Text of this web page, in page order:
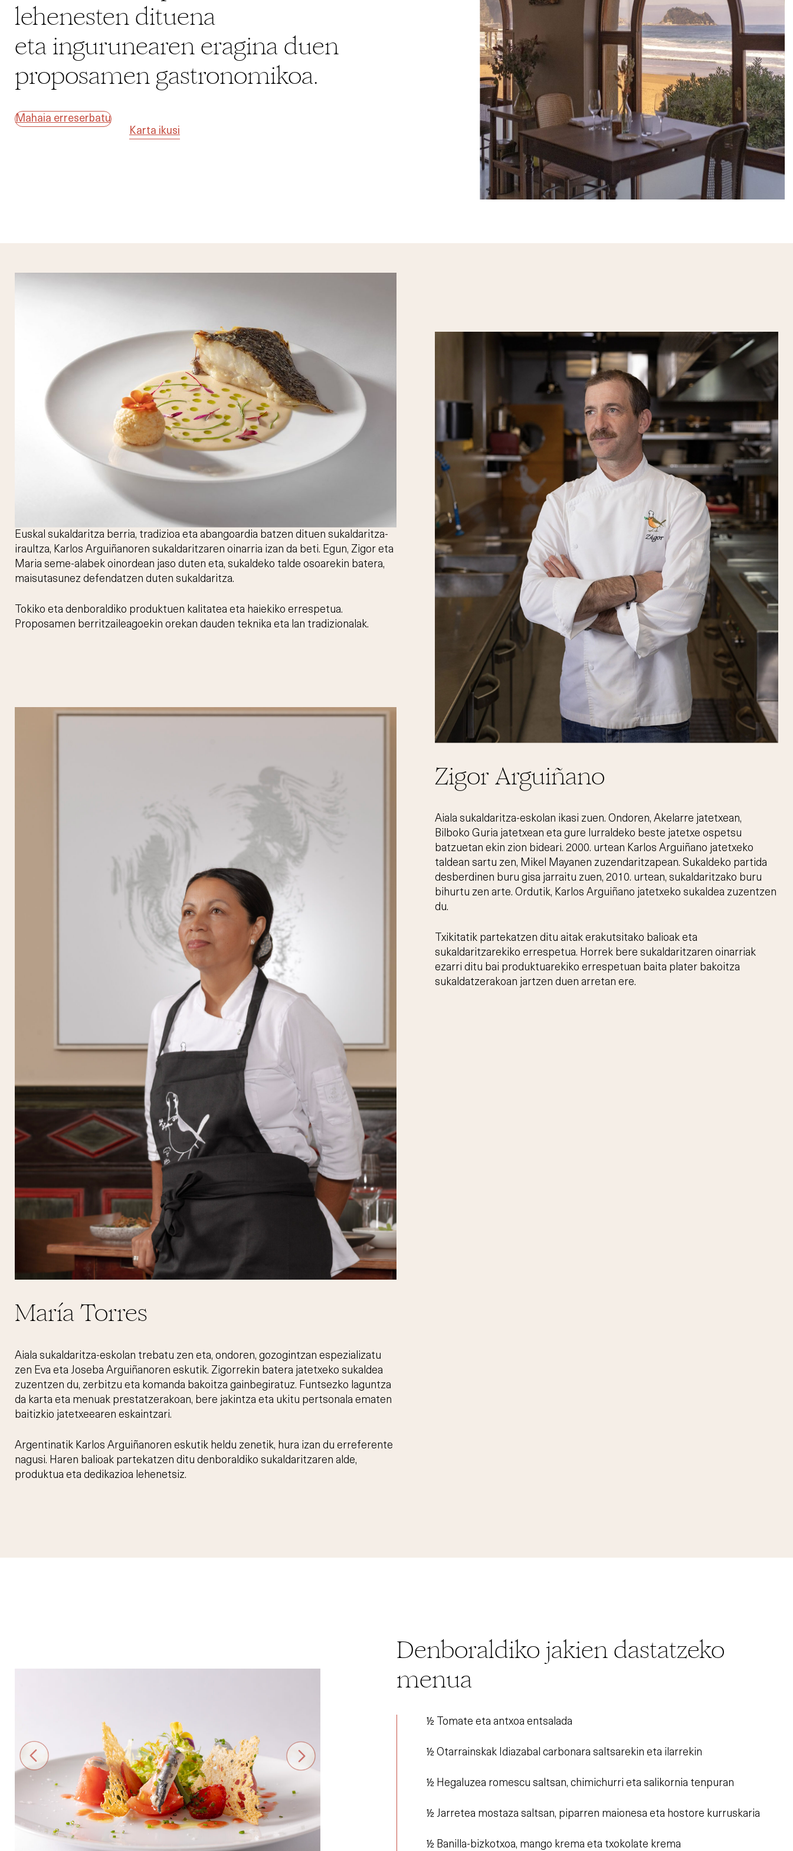
lehenesten dituena
eta ingurunearen eragina duen
proposamen gastronomikoa.
Mahaia erreserbatu
Karta ikusi
Euskal sukaldaritza berria, tradizioa eta abangoardia batzen dituen sukaldaritza-
iraultza, Karlos Arguiñanoren sukaldaritzaren oinarria izan da beti. Egun, Zigor eta
Maria seme-alabek oinordean jaso duten eta, sukaldeko talde osoarekin batera,
maisutasunez defendatzen duten sukaldaritza.
Tokiko eta denboraldiko produktuen kalitatea eta haiekiko errespetua.
Proposamen berritzaileagoekin orekan dauden teknika eta lan tradizionalak.
María Torres
Aiala sukaldaritza-eskolan trebatu zen eta, ondoren, gozogintzan espezializatu
zen Eva eta Joseba Arguiñanoren eskutik. Zigorrekin batera jatetxeko sukaldea
zuzentzen du, zerbitzu eta komanda bakoitza gainbegiratuz. Funtsezko laguntza
da karta eta menuak prestatzerakoan, bere jakintza eta ukitu pertsonala ematen
baitizkio jatetxeearen eskaintzari.
Argentinatik Karlos Arguiñanoren eskutik heldu zenetik, hura izan du erreferente
nagusi. Haren balioak partekatzen ditu denboraldiko sukaldaritzaren alde,
produktua eta dedikazioa lehenetsiz.
Zigor Arguiñano
Aiala sukaldaritza-eskolan ikasi zuen. Ondoren, Akelarre jatetxean,
Bilboko Guria jatetxean eta gure lurraldeko beste jatetxe ospetsu
batzuetan ekin zion bideari. 2000. urtean Karlos Arguiñano jatetxeko
taldean sartu zen, Mikel Mayanen zuzendaritzapean. Sukaldeko partida
desberdinen buru gisa jarraitu zuen, 2010. urtean, sukaldaritzako buru
bihurtu zen arte. Ordutik, Karlos Arguiñano jatetxeko sukaldea zuzentzen
du.
Txikitatik partekatzen ditu aitak erakutsitako balioak eta
sukaldaritzarekiko errespetua. Horrek bere sukaldaritzaren oinarriak
ezarri ditu bai produktuarekiko errespetuan baita plater bakoitza
sukaldatzerakoan jartzen duen arretan ere.
Denboraldiko jakien dastatzeko
menua
½ Tomate eta antxoa entsalada
½ Otarrainskak Idiazabal carbonara saltsarekin eta ilarrekin
½ Hegaluzea romescu saltsan, chimichurri eta salikornia tenpuran
½ Jarretea mostaza saltsan, piparren maionesa eta hostore kurruskaria
½ Banilla-bizkotxoa, mango krema eta txokolate krema